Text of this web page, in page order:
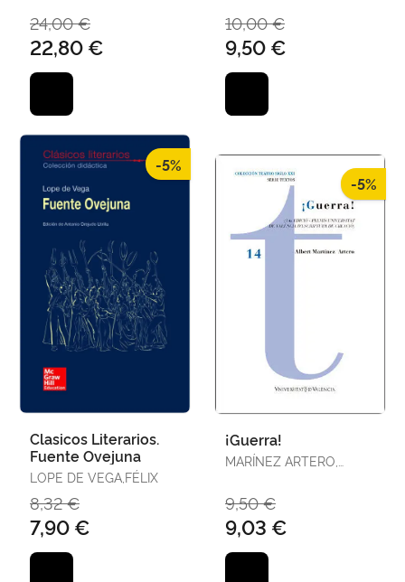
24,00 €
22,80 €
10,00 €
9,50 €
-5%
Clasicos Literarios.
Fuente Ovejuna
LOPE DE VEGA,FÉLIX
8,32 €
7,90 €
-5%
¡Guerra!
MARÍNEZ ARTERO,
9,50 €
9,03 €